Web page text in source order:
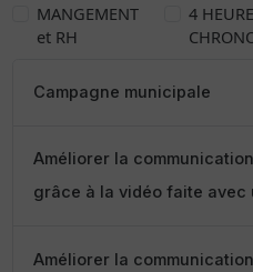
MANGEMENT
et RH
4
Campagne municipale
Améliorer la
grâce à la vidéo faite avec
Améliorer la